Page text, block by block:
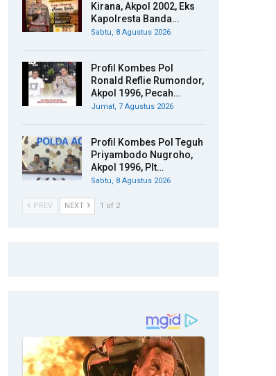
Kirana, Akpol 2002, Eks
Kapolresta Banda…
Sabtu, 8 Agustus 2026
Profil Kombes Pol
Ronald Reflie Rumondor,
Akpol 1996, Pecah…
Jumat, 7 Agustus 2026
Profil Kombes Pol Teguh
Priyambodo Nugroho,
Akpol 1996, Plt…
Sabtu, 8 Agustus 2026
PREV NEXT 1 of 2